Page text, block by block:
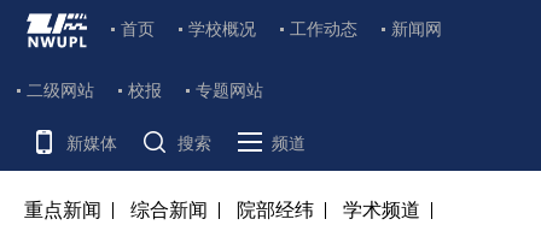
首页 学校概况 工作动态 新闻网
二级网站 校报 专题网站
新媒体 搜索 频道
重点新闻 综合新闻 院部经纬
学术频道